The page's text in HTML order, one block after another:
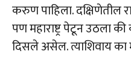
करुण पाहिला. दक्षिणेतील
पण महाराष्ट्र पेटून उठला की
दिसले असेल. त्याशिवाय का